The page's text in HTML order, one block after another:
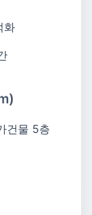
화
건물 5층